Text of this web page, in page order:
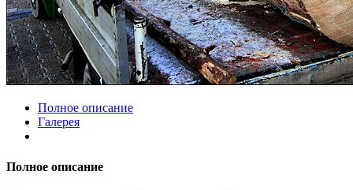
Полное описание
Галерея
Полное описание